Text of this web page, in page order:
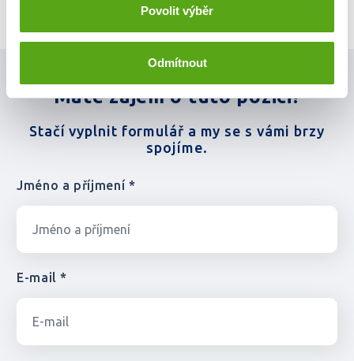
Povolit výběr
Odmítnout
Máte zájem o tuto pozici?
Stačí vyplnit formulář a my se s vámi brzy
spojíme.
Jméno a příjmení *
E-mail *